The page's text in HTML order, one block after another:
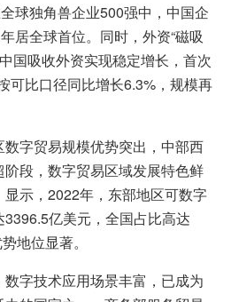
球独角兽企业500强中，中国企
居全球首位。同时，外资“磁吸
国吸收外资实现稳定增长，首次
可比口径同比增长6.3%，规模再
字贸易规模优势突出，中部西
段，数字贸易区域发展特色鲜
示，2022年，东部地区可数字
亿美元，全国占比高达
地位显著。
字技术应用场景丰富，已成为